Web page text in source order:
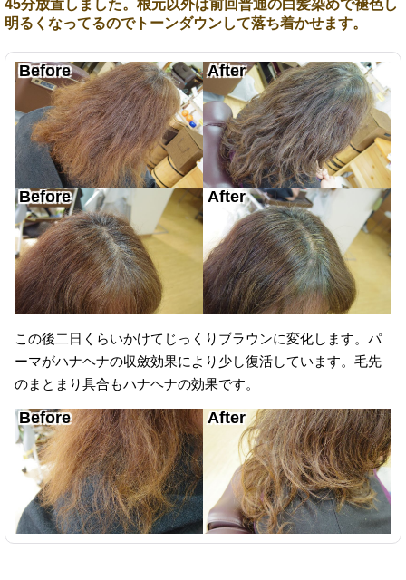
45分放置しました。根元以外は前回普通の白髪染めで褪色し
明るくなってるのでトーンダウンして落ち着かせます。
この後二日くらいかけてじっくりブラウンに変化します。パ
ーマがハナヘナの収斂効果により少し復活しています。毛先
のまとまり具合もハナヘナの効果です。